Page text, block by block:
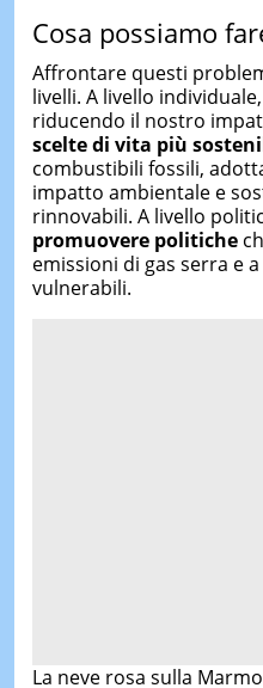
Cosa possiamo
Affrontare questi
livelli. A livello
riducendo il nostro
scelte di vita più
combustibili fossili,
impatto ambientale e
rinnovabili. A livello
promuovere politiche
emissioni di gas serra e
vulnerabili.
La neve rosa sulla